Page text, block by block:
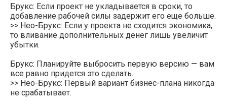
Брукс: Если проект не укладывается в сроки, то
добавление рабочей силы задержит его еще больше.
>> Нео-Брукс: Если у проекта не сходится экономика,
то вливание дополнительных денег лишь увеличит
убытки.
Брукс: Планируйте выбросить первую версию — вам
все равно придется это сделать.
>> Нео-Брукс: Первый вариант бизнес-плана никогда
не срабатывает.